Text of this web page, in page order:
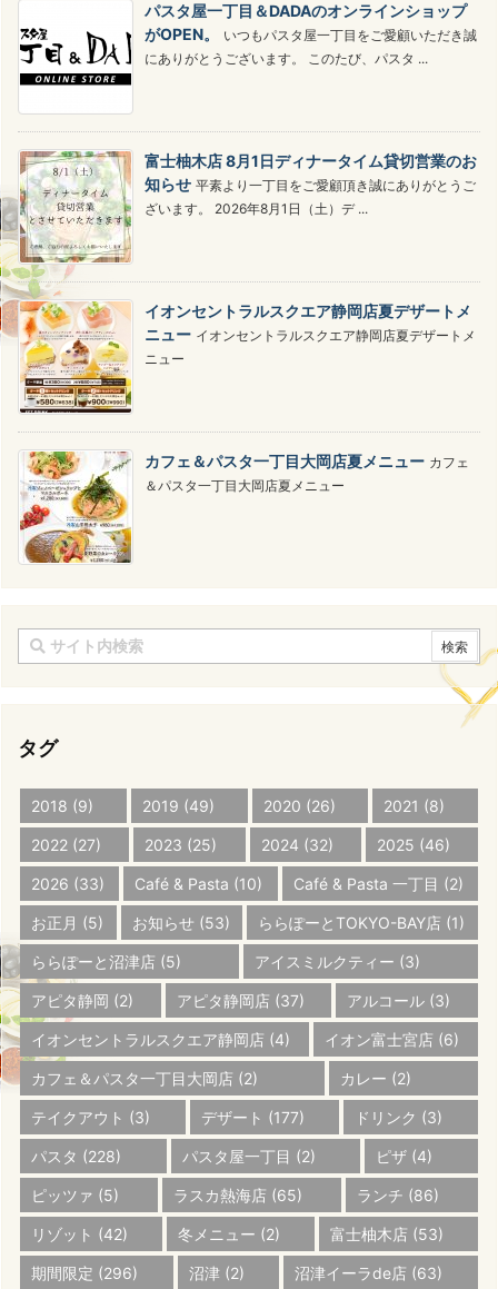
パスタ屋一丁目＆DADAのオンラインショップ
がOPEN。
いつもパスタ屋一丁目をご愛顧いただき誠
にありがとうございます。 このたび、パスタ ...
富士柚木店 8月1日ディナータイム貸切営業のお
知らせ 平素より一丁目をご愛顧頂き誠にありがとうご
ざいます。 2026年8月1日（土）デ ...
イオンセントラルスクエア静岡店夏デザートメ
ニュー イオンセントラルスクエア静岡店夏デザートメ
ニュー
カフェ＆パスタ一丁目大岡店夏メニュー カフェ
＆パスタ一丁目大岡店夏メニュー
タグ
2018 (9) 2019 (49) 2020 (26) 2021 (8)
2022 (27) 2023 (25) 2024 (32) 2025 (46)
2026 (33) Café & Pasta (10) Café & Pasta 一丁目 (2)
お正月 (5) お知らせ (53) ららぽーとTOKYO-BAY店 (1)
ららぽーと沼津店 (5) アイスミルクティー (3)
アピタ静岡 (2) アピタ静岡店 (37) アルコール (3)
イオンセントラルスクエア静岡店 (4) イオン富士宮店 (6)
カフェ＆パスタ一丁目大岡店 (2) カレー (2)
テイクアウト (3) デザート (177) ドリンク (3)
パスタ (228) パスタ屋一丁目 (2) ピザ (4)
ピッツァ (5) ラスカ熱海店 (65) ランチ (86)
リゾット (42) 冬メニュー (2) 富士柚木店 (53)
期間限定 (296) 沼津(2) 沼津イーラde店 (63)